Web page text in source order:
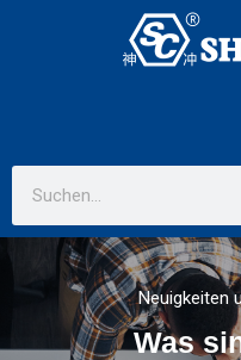
Neuigkeiten
Was